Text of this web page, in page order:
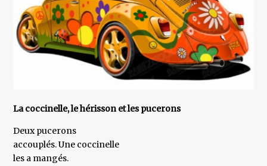
La coccinelle, le hérisson et les pucerons
Deux pucerons
accouplés. Une coccinelle
les a mangés.